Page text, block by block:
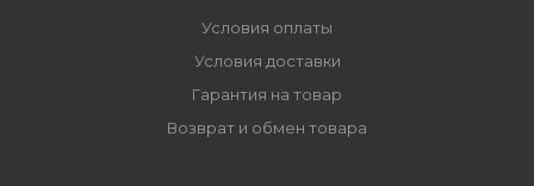
Условия оплаты
Условия доставки
Гарантия на товар
Возврат и обмен товара